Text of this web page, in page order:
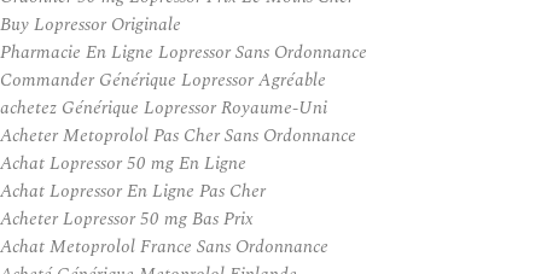
Buy Lopressor Originale
Pharmacie En Ligne Lopressor Sans Ordonnance
Commander Générique Lopressor Agréable
achetez Générique Lopressor Royaume-Uni
Acheter Metoprolol Pas Cher Sans Ordonnance
Achat Lopressor 50 mg En Ligne
Achat Lopressor En Ligne Pas Cher
Acheter Lopressor 50 mg Bas Prix
Achat Metoprolol France Sans Ordonnance